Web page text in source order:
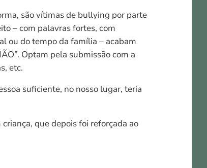
são vítimas de bullying por parte
– com palavras fortes, com
ou do tempo da família – acabam
Optam pela submissão com a
etc.
suficiente, no nosso lugar, teria
que depois foi reforçada ao